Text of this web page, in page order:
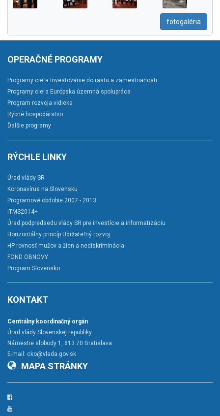
fotogaléria
OPERAČNÉ PROGRAMY
Programy cieľa Investovanie do rastu a zamestnanosti
Programy cieľa Európska územná spolupráca
Program rozvoja vidieka
Rybné hospodárstvo
Ďalšie programy
RÝCHLE LINKY
Úrad vlády SR
Koronavírus na Slovensku
Programové obdobie 2007 - 2013
ITMS2014+
Úrad podpredsedu vlády SR pre investície a informatizáciu
Horizontálny princíp Udržateľný rozvoj
HP rovnosť mužov a žien a nediskriminácia
FOND OBNOVY
Program Slovensko
KONTAKT
Centrálny koordinačný orgán
Úrad vlády Slovenskej republiky
Námestie slobody 1, 813 70 Bratislava
E-mail: cko@vlada.gov.sk
MAPA STRÁNKY
Facebook
YouTube